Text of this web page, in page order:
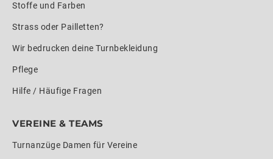
Stoffe und Farben
Strass oder Pailletten?
Wir bedrucken deine Turnbekleidung
Pflege
Hilfe / Häufige Fragen
VEREINE & TEAMS
Turnanzüge Damen für Vereine